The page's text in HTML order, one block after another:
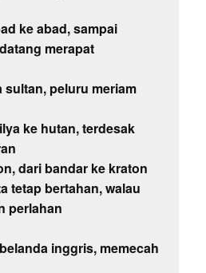
ke abad, sampai
merapat
sultan, peluru meriam
ke hutan, terdesak
dari bandar ke kraton
tetap bertahan, walau
perlahan
inggris, memecah